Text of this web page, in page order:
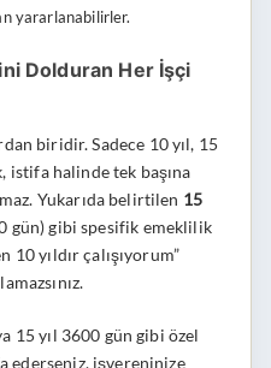
yararlanabilirler.
Dolduran Her İşçi
biridir. Sadece 10 yıl, 15
istifa halinde tek başına
Yukarıda belirtilen 15
gün) gibi spesifik emeklilik
10 yıldır çalışıyorum”
15 yıl 3600 gün gibi özel
ederseniz, işvereninize